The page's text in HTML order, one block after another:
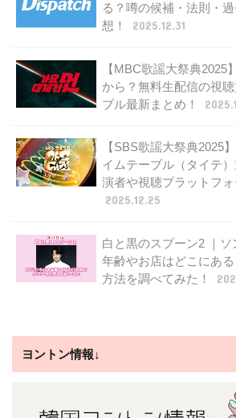
る？噂の候補・法則・
想！
2025.12.31
【MBC歌謡大祭典2025
から？無料生配信の視
ブル最新まとめ！
【SBS歌謡大祭典2025
イムテーブル（タイテ
演者や視聴プラットフォ
2025.12.25
白と黒のスプーン2 ｜
年齢やお店はどこにあ
方法を調べてみた！
ヨントン情報↓